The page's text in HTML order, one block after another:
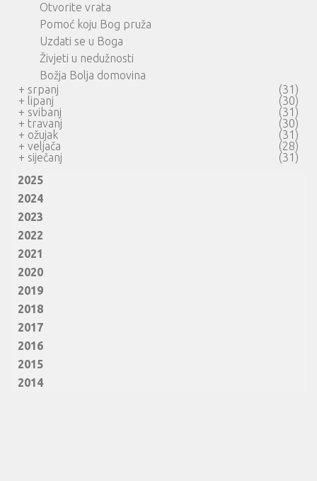
Otvorite vrata
Pomoć koju Bog pruža
Uzdati se u Boga
Živjeti u nedužnosti
Božja Bolja domovina
+ srpanj
(31)
+ lipanj
(30)
+ svibanj
(31)
+ travanj
(30)
+ ožujak
(31)
+ veljača
(28)
+ siječanj
(31)
2025
2024
2023
2022
2021
2020
2019
2018
2017
2016
2015
2014